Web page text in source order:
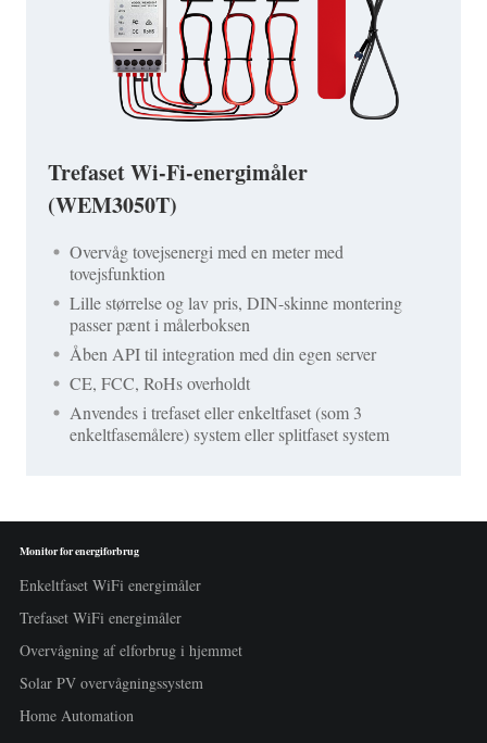
Trefaset Wi-Fi-energimåler
(WEM3050T)
Overvåg tovejsenergi med en meter med
tovejsfunktion
Lille størrelse og lav pris, DIN-skinne montering
passer pænt i målerboksen
Åben API til integration med din egen server
CE, FCC, RoHs overholdt
Anvendes i trefaset eller enkeltfaset (som 3
enkeltfasemålere) system eller splitfaset system
Monitor for energiforbrug
Enkeltfaset WiFi energimåler
Trefaset WiFi energimåler
Overvågning af elforbrug i hjemmet
Solar PV overvågningssystem
Home Automation